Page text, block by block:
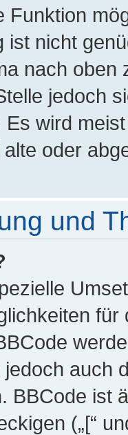
Funktion
ist nicht
nach oben
jedoch
wird
oder
und
auch
BBCode ist
(„[“